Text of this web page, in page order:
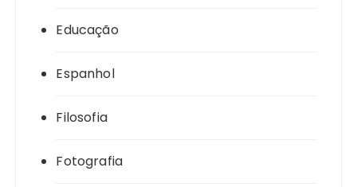
Educação
Espanhol
Filosofia
Fotografia